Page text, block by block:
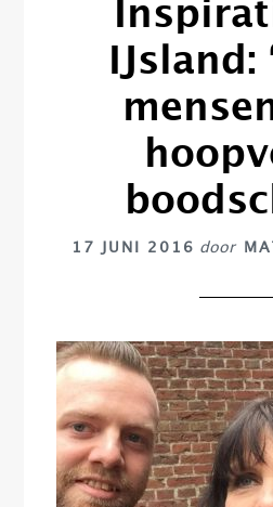
IJsland:
17 JUNI 2016 door